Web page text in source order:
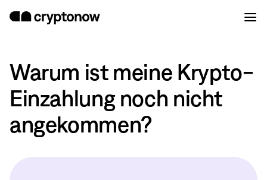
Warum ist meine Krypto-
Einzahlung noch nicht
angekommen?